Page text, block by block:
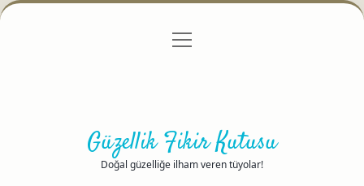
Gizlilik Politikası
menüyü
Güzellik Fikir Kutusu
Doğal güzelliğe ilham veren tüyolar!